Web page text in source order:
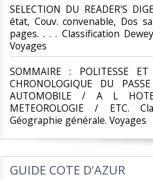
‎SELECTION DU READER'S
état, Couv. convenable, Dos
pages. . . . Classification
Voyages‎
‎SOMMAIRE : POLITESSE
CHRONOLOGIQUE DU
AUTOMOBILE / A L
METEOROLOGIE / ETC.
Géographie générale. Voyages‎
‎GUIDE COTE D'AZUR‎